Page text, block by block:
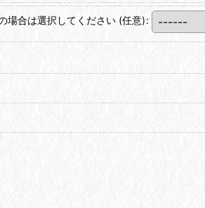
場合は選択してください (任意):